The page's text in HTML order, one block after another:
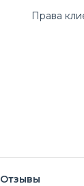
Права
Отзывы